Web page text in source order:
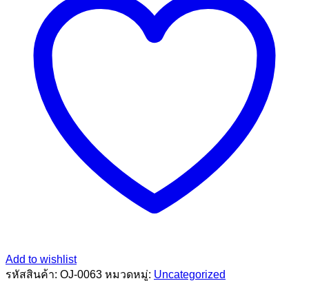
Add to wishlist
รหัสสินค้า: OJ-0063 หมวดหมู่: Uncategorized